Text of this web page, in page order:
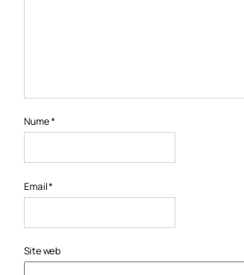
Nume*
Email*
Site web